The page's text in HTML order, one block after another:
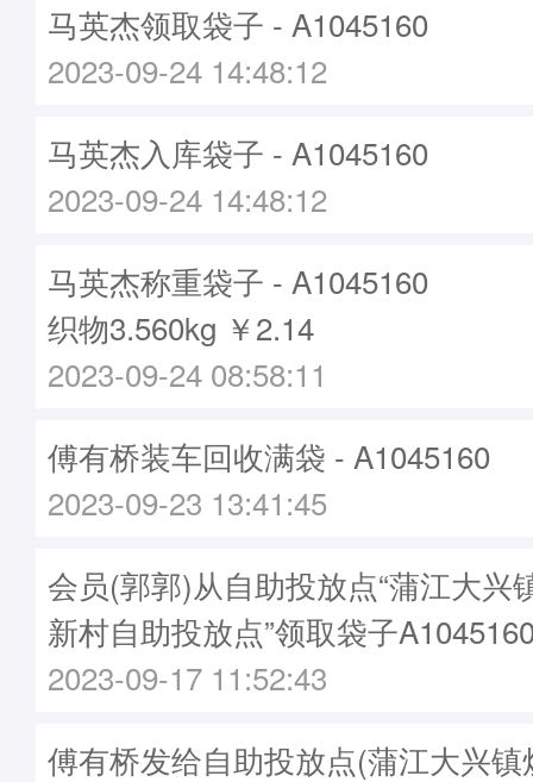
马英杰领取袋子 - A1045160
2023-09-24 14:48:12
马英杰入库袋子 - A1045160
2023-09-24 14:48:12
马英杰称重袋子 - A1045160
织物3.560kg ￥2.14
2023-09-24 08:58:11
傅有桥装车回收满袋 - A1045160
2023-09-23 13:41:45
会员(郭郭)从自助投放点“蒲江大兴
新村自助投放点”领取袋子
2023-09-17 11:52:43
傅有桥发给自助投放点(蒲江大兴